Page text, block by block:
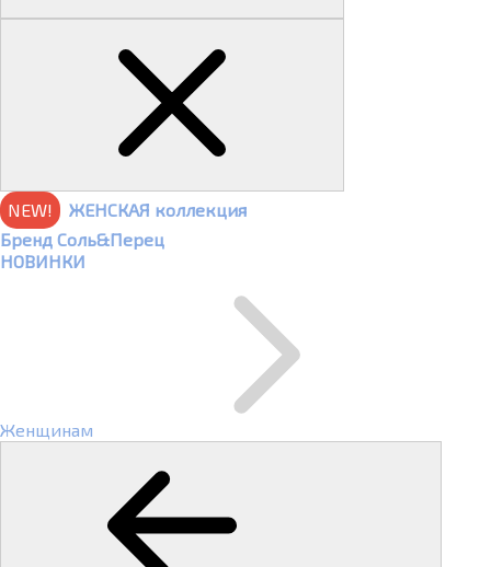
NEW!
ЖЕНСКАЯ коллекция
Бренд Соль&Перец
НОВИНКИ
Женщинам